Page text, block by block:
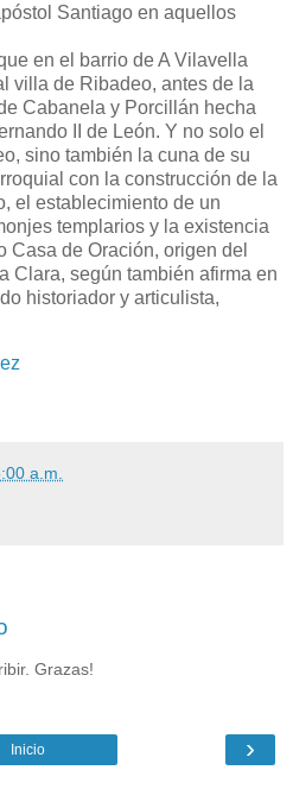
Santiago en aquellos
en el barrio de A Vilavella
villa de Ribadeo, antes de la
Cabanela y Porcillán hecha
II de León. Y no solo el
sino también la cuna de su
con la construcción de la
el establecimiento de un
templarios y la existencia
de Oración, origen del
Clara, según también afirma en
historiador y articulista,
a.m.
Grazas!
›
Inicio